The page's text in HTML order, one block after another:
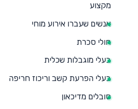
מקצוע
אנשים שעברו אירוע מוחי
חולי סכרת
בעלי מוגבלות שכלית
בעלי הפרעת קשב וריכוז חריפה
סובלים מדיכאון